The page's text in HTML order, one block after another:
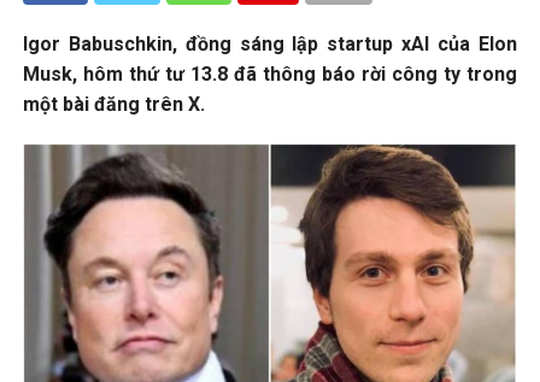
Igor Babuschkin, đồng sáng lập startup xAI của Elon
Musk, hôm thứ tư 13.8 đã thông báo rời công ty trong
một bài đăng trên X.